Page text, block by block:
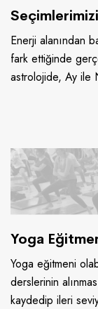
Enerji alanından
fark ettiğinde
astrolojide, Ay ile
Yoga
Yoga eğitmeni
derslerinin
kaydedip ileri